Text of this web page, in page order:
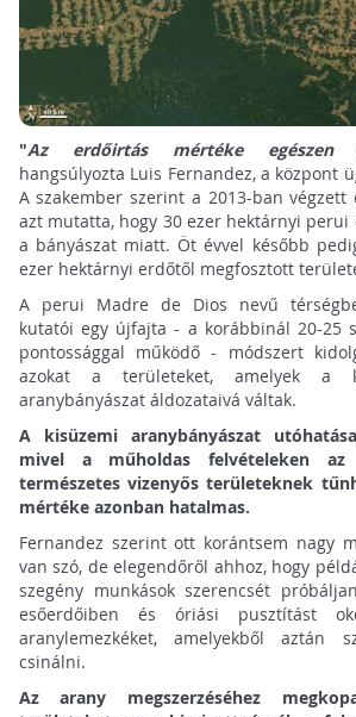
"Az erdőirtás mértéke egészen
hangsúlyozta Luis Fernandez, a központ
A szakember szerint a 2013-ban végzett
azt mutatta, hogy 30 ezer hektárnyi perui
a bányászat miatt. Öt évvel később
ezer hektárnyi erdőtől megfosztott
A perui Madre de Dios nevű
kutatói egy újfajta - a korábbinál 20-25
pontossággal működő - módszert
azokat a területeket, amelyek a
aranybányászat áldozataivá váltak.
A kisüzemi aranybányászat
mivel a műholdas felvételeken az
természetes vizenyős területeknek
mértéke azonban hatalmas.
Fernandez szerint ott korántsem nagy
van szó, de elegendőről ahhoz, hogy
szegény munkások szerencsét
esőerdőiben és óriási pusztítást
aranylemezkéket, amelyekből aztán
csinálni.
Az arany megszerzéséhez